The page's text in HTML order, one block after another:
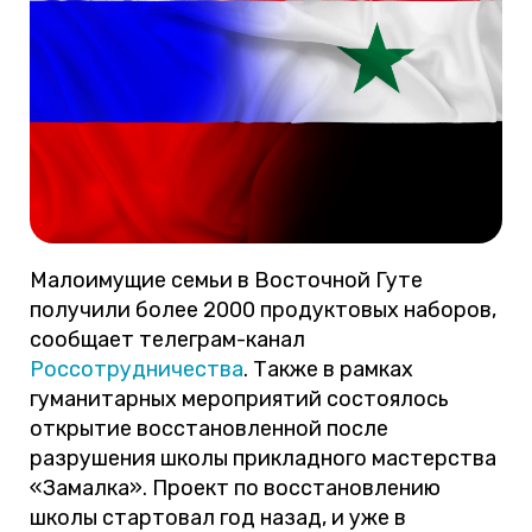
Малоимущие семьи в Восточной Гуте
получили более 2000 продуктовых наборов,
сообщает телеграм-канал
Россотрудничества. Также в рамках
гуманитарных мероприятий состоялось
открытие восстановленной после
разрушения школы прикладного мастерства
«Замалка». Проект по восстановлению
школы стартовал год назад, и уже в